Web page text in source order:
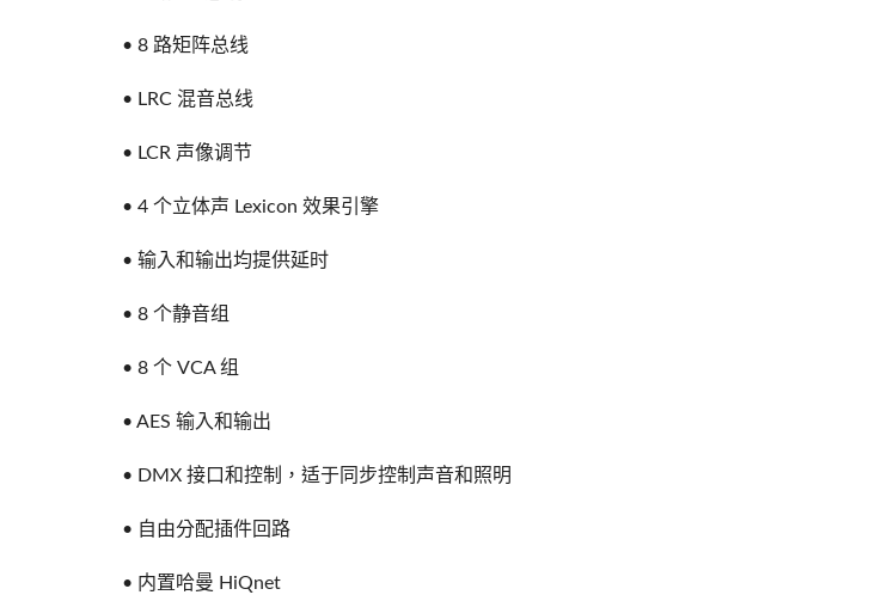
• 8 路矩阵总线
• LRC 混音总线
• LCR 声像调节
• 4 个立体声 Lexicon 效果引擎
• 输入和输出均提供延时
• 8 个静音组
• 8 个 VCA 组
• AES 输入和输出
• DMX 接口和控制，适于同步控制声音和照明
• 自由分配插件回路
• 内置哈曼 HiQnet